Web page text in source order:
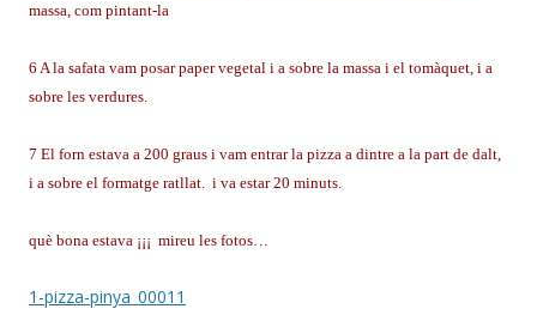
massa, com pintant-la
6 A la safata vam posar paper vegetal i a sobre la massa i el tomàquet, i a
sobre les verdures.
7 El forn estava a 200 graus i vam entrar la pizza a dintre a la part de dalt,
i a sobre el formatge ratllat. i va estar 20 minuts.
què bona estava ¡¡¡ mireu les fotos…
1-pizza-pinya_00011